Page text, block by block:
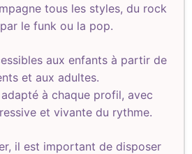
tous les styles, du rock
le funk ou la pop.
aux enfants à partir de
et aux adultes.
adapté à chaque profil, avec
et vivante du rythme.
il est important de disposer